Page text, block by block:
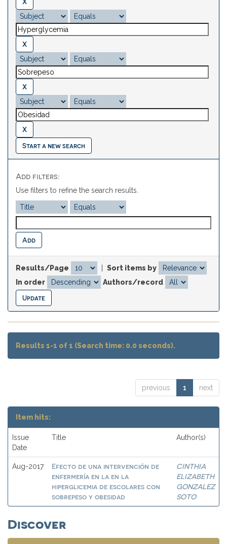
Start a new search
Add filters:
Use filters to refine the search results.
Results/Page
Sort items by
In order
Authors/record
Results 1-1 of 1 (Search time: 0.0 seconds).
previous 1 next
Item hits:
Issue
Date
Title Author(s)
Aug-2017
Efecto de una intervención de
enfermería en la en la
hiperglicemia de escolares con
sobrepeso y obesidad
CINTHIA
ELIZABETH
GONZALEZ
SOTO
Discover